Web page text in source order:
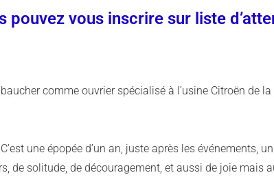
pouvez vous inscrire sur liste
comme ouvrier spécialisé à l’usine Citroën de
C’est une épopée d’un an, juste après les événements,
de solitude, de découragement, et aussi de joie mais